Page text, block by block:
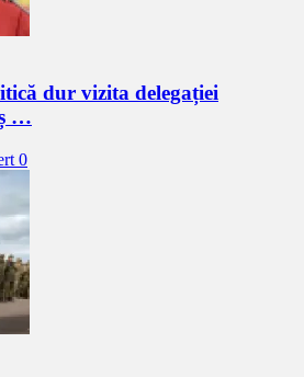
dur vizita delegației
…
0